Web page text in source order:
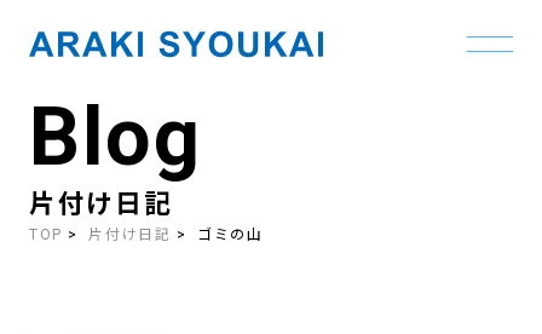
contentBlog
片付け日記
TOP 片付け日記 ゴミの山